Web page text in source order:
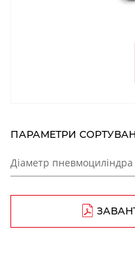
ПАРАМЕТРИ
Діаметр пневмоциліндра